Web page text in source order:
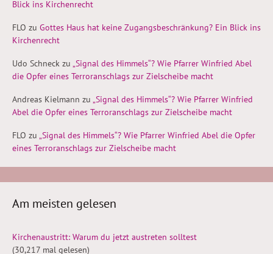
Blick ins Kirchenrecht
FLO zu Gottes Haus hat keine Zugangsbeschränkung? Ein Blick ins
Kirchenrecht
Udo Schneck zu „Signal des Himmels“? Wie Pfarrer Winfried Abel
die Opfer eines Terroranschlags zur Zielscheibe macht
Andreas Kielmann zu „Signal des Himmels“? Wie Pfarrer Winfried
Abel die Opfer eines Terroranschlags zur Zielscheibe macht
FLO zu „Signal des Himmels“? Wie Pfarrer Winfried Abel die Opfer
eines Terroranschlags zur Zielscheibe macht
Am meisten gelesen
Kirchenaustritt: Warum du jetzt austreten solltest
(30,217 mal gelesen)